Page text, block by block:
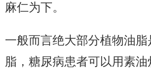
麻仁为下。
一般而言绝大部分植物油脂
脂，糖尿病患者可以用素油